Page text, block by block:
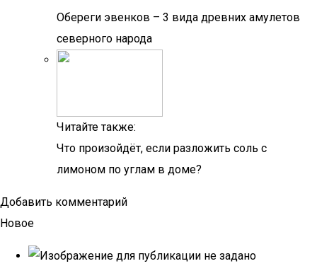
Обереги эвенков – 3 вида древних амулетов
северного народа
Читайте также:
Что произойдёт, если разложить соль с
лимоном по углам в доме?
Добавить комментарий
Новое